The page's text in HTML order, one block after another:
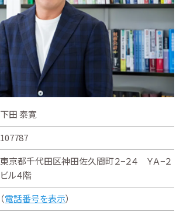
下田 泰寛
107787
東京都千代田区神田佐久間町２−２４ ＹＡ−２
ビル４階
（電話番号を表示）